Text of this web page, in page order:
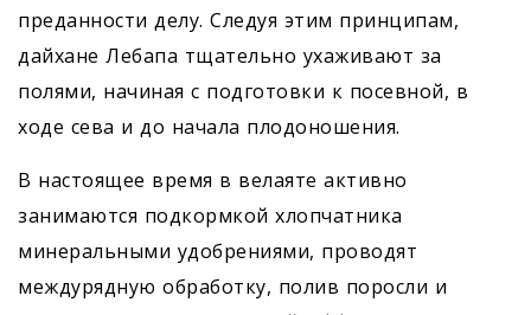
преданности делу. Следуя этим принципам,
дайхане Лебапа тщательно ухаживают за
полями, начиная с подготовки к посевной, в
ходе сева и до начала плодоношения.
В настоящее время в велаяте активно
занимаются подкормкой хлопчатника
минеральными удобрениями, проводят
междурядную обработку, полив поросли и